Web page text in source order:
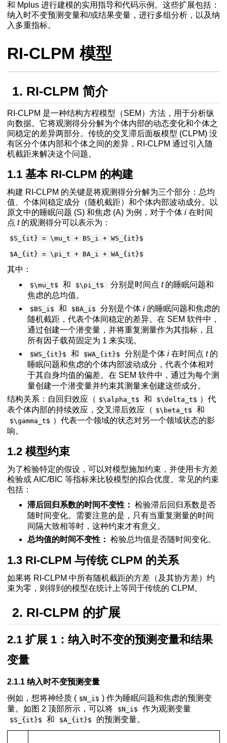
程
出CFI等拟合指标
释和解读
验证调节效应是否存在Garcia2014
代码和lavaan代码
建
的关系
预测变量和结果变量
随机截距
测变量和结果变量
察到的
和 Mplus 进行建模的实用指导和代码示例。这些扩展包括：
纳入时不变预测变量和/或结果变量，进行多组分析，以及纳
入多重指标。
RI-CLPM 模型
1. RI-CLPM 简介
RI-CLPM 是一种结构方程模型（SEM）方法，用于分析纵
向数据。它将观测得分分解为个体内部的动态变化和个体之
间稳定的差异两部分。传统的交叉滞后面板模型 (CLPM) 没
有区分个体内部和个体之间的差异，RI-CLPM 通过引入随
机截距来解决这个问题。
1.1 基本 RI-CLPM 的构建
构建 RI-CLPM 的关键是将观测得分分解为三个部分：总均
值、个体间稳定成分（随机截距）和个体内部波动成分。以
原文中的睡眠问题 (S) 和焦虑 (A) 为例，对于个体 i 在时间
点 t的观测得分可以表示为：
$S_{it} = \mu_t + BS_i + WS_{it}$
$A_{it} = \pi_t + BA_i + WA_{it}$
其中：
$\mu_t$ 和 $\pi_t$ 分别是时间点 t的睡眠问题和
焦虑的总均值。
$BS_i$ 和 $BA_i$ 分别是个体 i 的睡眠问题和焦虑的
随机截距，代表个体间稳定的差异。在 SEM 软件中，
通过创建一个潜变量，并将重复测量作为其指标，且
所有因子载荷固定为 1 来实现。
$WS_{it}$ 和 $WA_{it}$ 分别是个体 i 在时间点 t的
睡眠问题和焦虑的个体内部波动成分，代表个体相对
于其自身均值的偏差。在 SEM 软件中，通过为每个测
量创建一个潜变量并约束其测量来创建这些成分。
结构关系：自回归效应（ $\alpha_t$ 和 $\delta_t$ ）代
表个体内部的持续效应，交叉滞后效应（ $\beta_t$ 和
$\gamma_t$ ）代表一个领域的状态对另一个领域状态的影
响。
1.2 模型约束
为了检验特定的假设，可以对模型施加约束，并使用卡方差
检验或 AIC/BIC 等指标来比较模型的拟合优度。常见的约束
包括：
滞后回归系数的时间不变性： 检验滞后回归系数是否
随时间变化。需要注意的是，只有当重复测量的时间
间隔大致相等时，这种约束才有意义。
总均值的时间不变性： 检验总均值是否随时间变化。
1.3 RI-CLPM 与传统 CLPM 的关系
如果将 RI-CLPM 中所有随机截距的方差（及其协方差）约
束为零，则得到的模型在统计上等同于传统的 CLPM。
2. RI-CLPM 的扩展
2.1 扩展 1：纳入时不变的预测变量和结果
变量
2.1.1 纳入时不变预测变量
例如，想将神经质 ( $N_i$ ) 作为睡眠问题和焦虑的预测变
量。如图 2 顶部所示，可以将
$N_i$ 作为观测变量
$S_{it}$ 和 $A_{it}$ 的预测变量。